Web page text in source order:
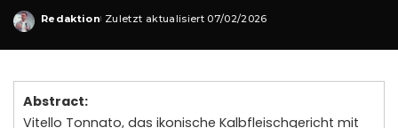
Posted
Redaktion Zuletzt aktualisiert 07/02/2026
Abstract:
Vitello Tonnato, das ikonische Kalbfleischgericht mit